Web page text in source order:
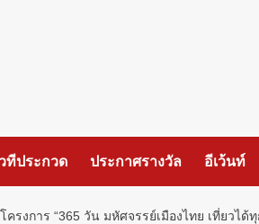
วทีประกวด ประกาศรางวัล อีเว้นท์
งการ “365 วัน มหัศจรรย์เมืองไทย เที่ยวได้